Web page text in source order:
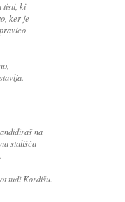
tisti, ki
ker je
na
stališča
tudi Kordišu.